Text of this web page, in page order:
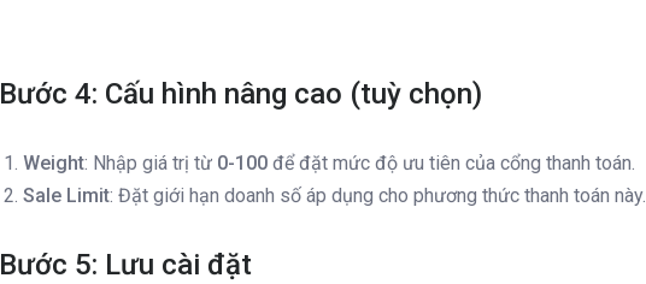
Bước 4: Cấu hình nâng cao (tuỳ chọn)
Weight: Nhập giá trị từ 0-100 để đặt mức độ ưu tiên của cổng thanh toán.
Sale Limit: Đặt giới hạn doanh số áp dụng cho phương thức thanh toán này.
Bước 5: Lưu cài đặt